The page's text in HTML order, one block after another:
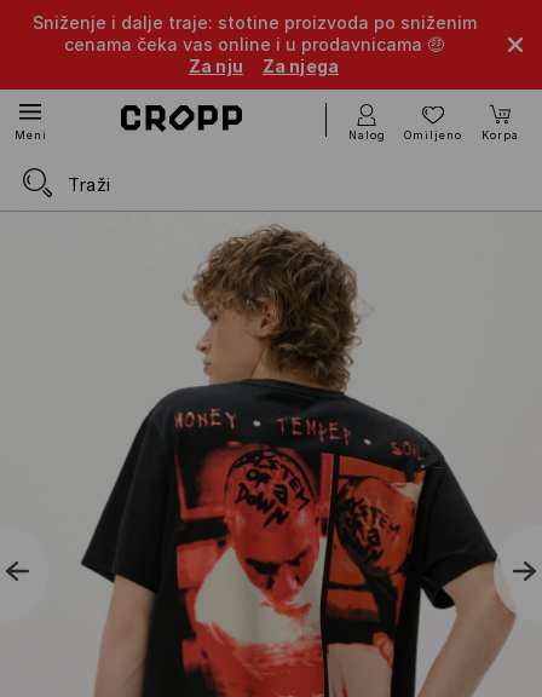
Sniženje i dalje traje: stotine proizvoda po sniženim
cenama čeka vas online i u prodavnicama 🤑
Za nju
Za njega
Meni Nalog Omiljeno Korpa